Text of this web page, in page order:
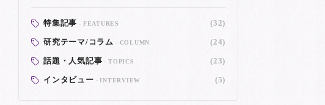
特集記事 FEATURES (32)
研究テーマ/コラム COLUMN (24)
話題・人気記事 TOPICS (23)
インタビュー INTERVIEW (5)